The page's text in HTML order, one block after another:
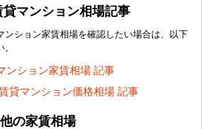
マンション相場記事
ンション家賃相場を確認したい場合は、以下
ンション家賃相場 記事
貸マンション価格相場 記事
の家賃相場